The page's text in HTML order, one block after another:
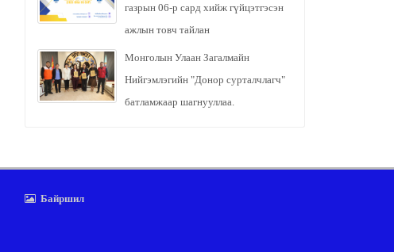
газрын 06-р сард хийж гүйцэтгэсэн
ажлын товч тайлан
Монголын Улаан Загалмайн
Нийгэмлэгийн "Донор сурталчлагч"
батламжаар шагнууллаа.
Байршил